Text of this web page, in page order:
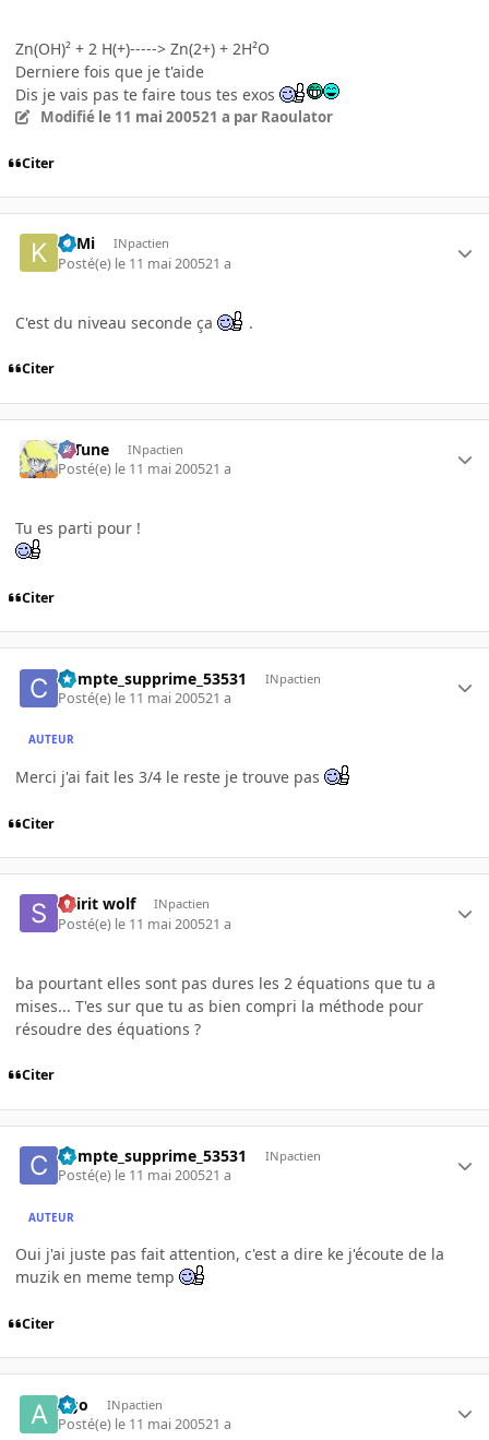
Zn(OH)² + 2 H(+)-----> Zn(2+) + 2H²O
Derniere fois que je t'aide
Dis je vais pas te faire tous tes exos
Modifié le 11 mai 200521 a par Raoulator
Citer
KilMi INpactien
Posté(e) le 11 mai 200521 a
C'est du niveau seconde ça .
Citer
D-Tune INpactien
Posté(e) le 11 mai 200521 a
Tu es parti pour !
Citer
Compte_supprime_53531 INpactien
Posté(e) le 11 mai 200521 a
AUTEUR
Merci j'ai fait les 3/4 le reste je trouve pas
Citer
Spirit wolf INpactien
Posté(e) le 11 mai 200521 a
ba pourtant elles sont pas dures les 2 équations que tu a
mises... T'es sur que tu as bien compri la méthode pour
résoudre des équations ?
Citer
Compte_supprime_53531 INpactien
Posté(e) le 11 mai 200521 a
AUTEUR
Oui j'ai juste pas fait attention, c'est a dire ke j'écoute de la
muzik en meme temp
Citer
Ago INpactien
Posté(e) le 11 mai 200521 a